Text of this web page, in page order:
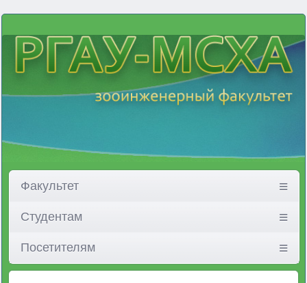
Факультет
Студентам
Посетителям